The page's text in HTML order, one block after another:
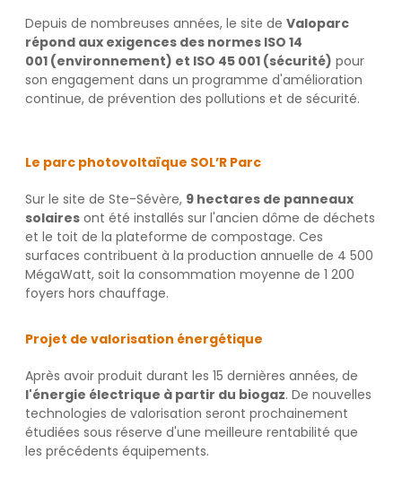
Depuis de nombreuses années, le site de Valoparc
répond aux exigences des normes ISO 14
001 (environnement) et ISO 45 001 (sécurité) pour
son engagement dans un programme d'amélioration
continue, de prévention des pollutions et de sécurité.
Le parc photovoltaïque SOL’R Parc
Sur le site de Ste-Sévère, 9 hectares de panneaux
solairesont été installés sur l'ancien dôme de déchets
et le toit de la plateforme de compostage. Ces
surfaces contribuent à la production annuelle de 4 500
MégaWatt, soit la consommation moyenne de 1 200
foyers hors chauffage.
Projet de valorisation énergétique
Après avoir produit durant les 15 dernières années, de
l'énergie électrique à partir du biogaz. De nouvelles
technologies de valorisation seront prochainement
étudiées sous réserve d'une meilleure rentabilité que
les précédents équipements.